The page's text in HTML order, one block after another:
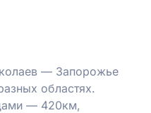
— Запорожье
областях.
— 420км,